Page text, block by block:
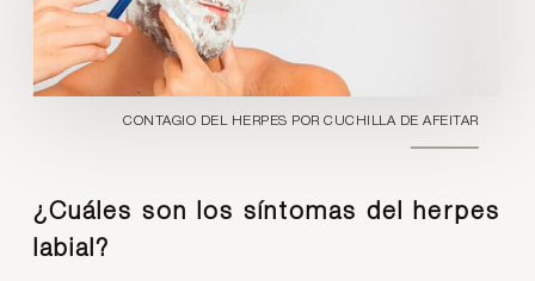
CONTAGIO DEL HERPES POR CUCHILLA DE AFEITAR
¿Cuáles son los síntomas del herpes
labial?